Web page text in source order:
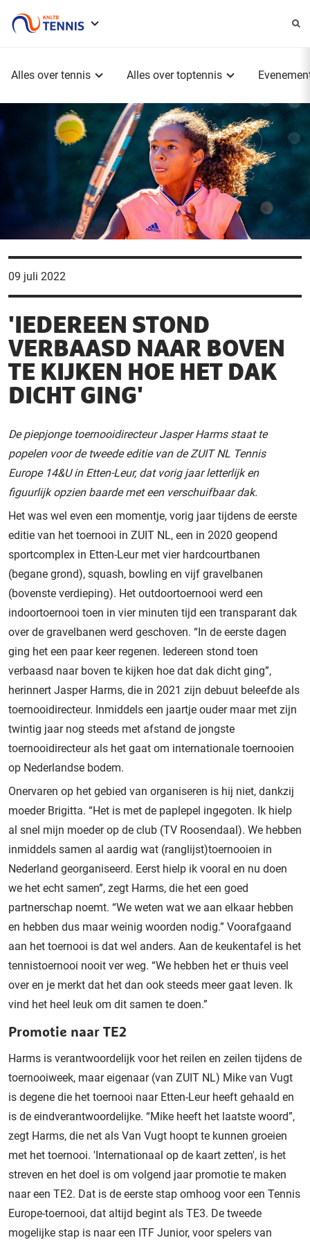
Alles over tennis Alles over toptennis
09 juli 2022
'IEDEREEN STOND
VERBAASD NAAR BOVEN
TE KIJKEN HOE HET DAK
DICHT GING'
De piepjonge toernooidirecteur Jasper Harms staat te
popelen voor de tweede editie van de ZUIT NL Tennis
Europe 14&U in Etten-Leur, dat vorig jaar letterlijk en
figuurlijk opzien baarde met een verschuifbaar dak.
Het was wel even een momentje, vorig jaar tijdens de eerste
editie van het toernooi in ZUIT NL, een in 2020 geopend
sportcomplex in Etten-Leur met vier hardcourtbanen
(begane grond), squash, bowling en vijf gravelbanen
(bovenste verdieping). Het outdoortoernooi werd een
indoortoernooi toen in vier minuten tijd een transparant dak
over de gravelbanen werd geschoven. “In de eerste dagen
ging het een paar keer regenen. Iedereen stond toen
verbaasd naar boven te kijken hoe dat dak dicht ging”,
herinnert Jasper Harms, die in 2021 zijn debuut beleefde als
toernooidirecteur. Inmiddels een jaartje ouder maar met zijn
twintig jaar nog steeds met afstand de jongste
toernooidirecteur als het gaat om internationale toernooien
op Nederlandse bodem.
Onervaren op het gebied van organiseren is hij niet, dankzij
moeder Brigitta. “Het is met de paplepel ingegoten. Ik hielp
al snel mijn moeder op de club (TV Roosendaal). We hebben
inmiddels samen al aardig wat (ranglijst)toernooien in
Nederland georganiseerd. Eerst hielp ik vooral en nu doen
we het echt samen”, zegt Harms, die het een goed
partnerschap noemt. “We weten wat we aan elkaar hebben
en hebben dus maar weinig woorden nodig.” Voorafgaand
aan het toernooi is dat wel anders. Aan de keukentafel is het
tennistoernooi nooit ver weg. “We hebben het er thuis veel
over en je merkt dat het dan ook steeds meer gaat leven. Ik
vind het heel leuk om dit samen te doen.”
Promotie naar TE2
Harms is verantwoordelijk voor het reilen en zeilen tijdens de
toernooiweek, maar eigenaar (van ZUIT NL) Mike van Vugt
is degene die het toernooi naar Etten-Leur heeft gehaald en
is de eindverantwoordelijke. “Mike heeft het laatste woord”,
zegt Harms, die net als Van Vugt hoopt te kunnen groeien
met het toernooi. 'Internationaal op de kaart zetten', is het
streven en het doel is om volgend jaar promotie te maken
naar een TE2. Dat is de eerste stap omhoog voor een Tennis
Europe-toernooi, dat altijd begint als TE3. De tweede
mogelijke stap is naar een ITF Junior, voor spelers van